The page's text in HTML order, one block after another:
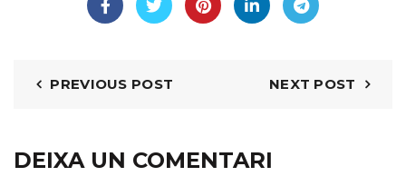
PREVIOUS POST NEXT POST
DEIXA UN COMENTARI